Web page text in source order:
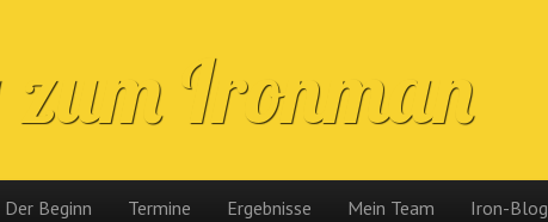
zum Ironman
Der Beginn Termine Ergebnisse Mein Team Iron-Blog